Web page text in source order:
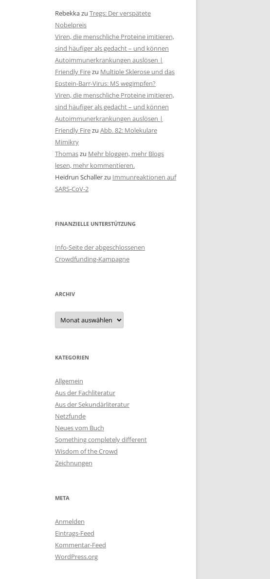
Rebekkazu Tregs: Der verspätete
Nobelpreis
Viren, die menschliche Proteine imitieren,
sind häufiger als gedacht – und können
Autoimmunerkrankungen auslösen |
Friendly Firezu Multiple Sklerose und das
Epstein-Barr-Virus: MS wegimpfen?
Viren, die menschliche Proteine imitieren,
sind häufiger als gedacht – und können
Autoimmunerkrankungen auslösen |
Friendly Firezu Abb. 82: Molekulare
Mimikry
Thomaszu Mehr bloggen, mehr Blogs
lesen, mehr kommentieren.
Heidrun Schallerzu Immunreaktionen auf
SARS-CoV-2
FINANZIELLE UNTERSTÜTZUNG
Info-Seite der abgeschlossenen
Crowdfunding-Kampagne
ARCHIV
Archiv
KATEGORIEN
Allgemein
Aus der Fachliteratur
Aus der Sekundärliteratur
Netzfunde
Neues vom Buch
Something completely different
Wisdom of the Crowd
Zeichnungen
META
Anmelden
Eintrags-Feed
Kommentar-Feed
WordPress.org